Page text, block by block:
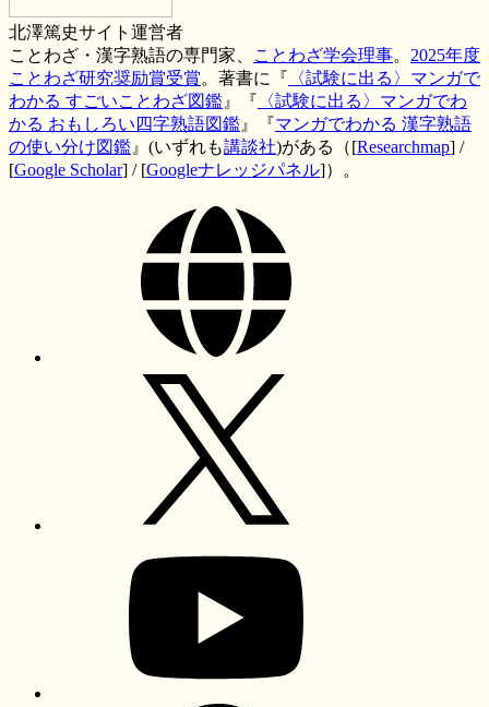
北澤篤史サイト運営者
ことわざ・漢字熟語の専門家、
ことわざ学会理事。 2025年度
ことわざ研究奨励賞受賞。著書に『 〈試験に出る〉マンガで
わかる すごいことわざ図鑑 』『 〈試験に出る〉マンガでわ
かる おもしろい四字熟語図鑑 』『マンガでわかる 漢字熟語
の使い分け図鑑 』(いずれも講談社)がある（[Researchmap] /
[Google Scholar] / [Googleナレッジパネル]）。